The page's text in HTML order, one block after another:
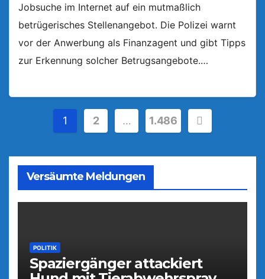
Jobsuche im Internet auf ein mutmaßlich
betrügerisches Stellenangebot. Die Polizei warnt
vor der Anwerbung als Finanzagent und gibt Tipps
zur Erkennung solcher Betrugsangebote.…
Seitennummerierung
Beiträge
1 2 … 1.486
Versäumte Meldungen
POLITIK
Spaziergänger attackiert